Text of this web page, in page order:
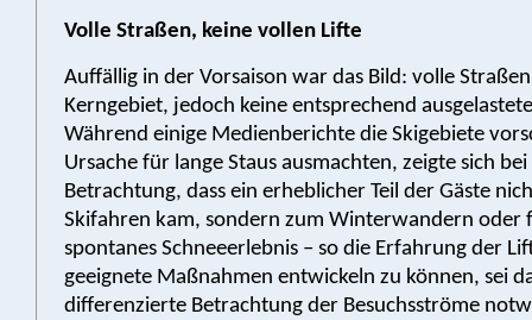
Volle Straßen, keine vollen Lifte
Auffällig in der Vorsaison war das Bild: volle
Kerngebiet, jedoch keine entsprechend
Während einige Medienberichte die Skigebiete
Ursache für lange Staus ausmachten, zeigte sich
Betrachtung, dass ein erheblicher Teil der Gäste
Skifahren kam, sondern zum Winterwandern oder
spontanes Schneeerlebnis – so die Erfahrung der
geeignete Maßnahmen entwickeln zu können, sei
differenzierte Betrachtung der Besuchsströme